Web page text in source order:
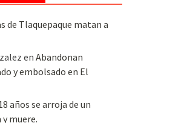
de Tlaquepaque matan a
en Abandonan
y embolsado en El
años se arroja de un
muere.